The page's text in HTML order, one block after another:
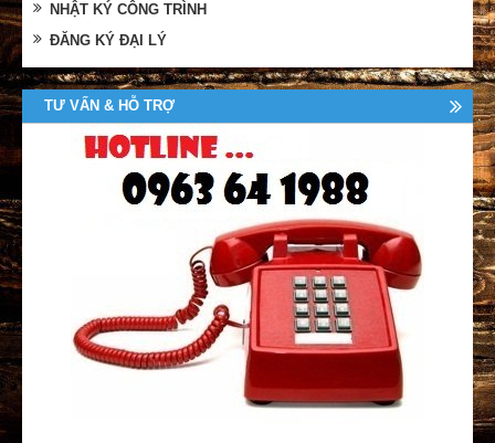
NHẬT KÝ CÔNG TRÌNH
ĐĂNG KÝ ĐẠI LÝ
TƯ VẤN & HỖ TRỢ